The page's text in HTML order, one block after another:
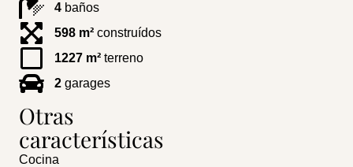
4 baños
598 m² construídos
1227 m² terreno
2 garages
Otras
características
Cocina